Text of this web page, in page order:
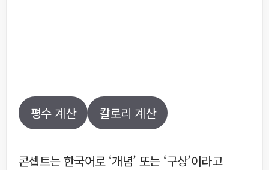
평수 계산 칼로리 계산
콘셉트는 한국어로 ‘개념’ 또는 ‘구상’이라고